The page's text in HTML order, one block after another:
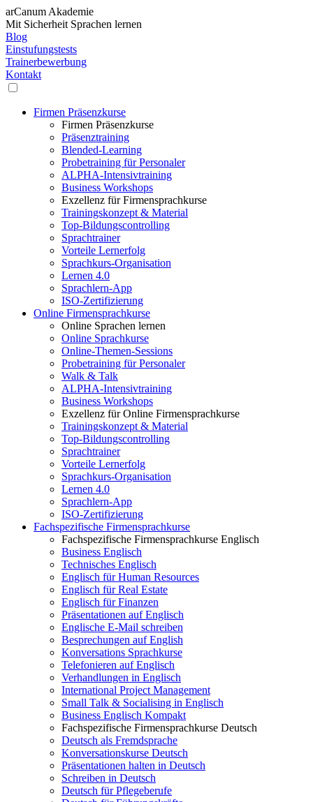
arCanum Akademie
Mit Sicherheit Sprachen lernen
Blog
Einstufungstests
Trainerbewerbung
Kontakt
Firmen Präsenzkurse
Firmen Präsenzkurse
Präsenztraining
Blended-Learning
Probetraining für Personaler
ALPHA-Intensivtraining
Business Workshops
Exzellenz für Firmensprachkurse
Trainingskonzept & Material
Top-Bildungscontrolling
Sprachtrainer
Vorteile Lernerfolg
Sprachkurs-Organisation
Lernen 4.0
Sprachlern-App
ISO-Zertifizierung
Online Firmensprachkurse
Online Sprachen lernen
Online Sprachkurse
Online-Themen-Sessions
Probetraining für Personaler
Walk & Talk
ALPHA-Intensivtraining
Business Workshops
Exzellenz für Online Firmensprachkurse
Trainingskonzept & Material
Top-Bildungscontrolling
Sprachtrainer
Vorteile Lernerfolg
Sprachkurs-Organisation
Lernen 4.0
Sprachlern-App
ISO-Zertifizierung
Fachspezifische Firmensprachkurse
Fachspezifische Firmensprachkurse Englisch
Business Englisch
Technisches Englisch
Englisch für Human Resources
Englisch für Real Estate
Englisch für Finanzen
Präsentationen auf Englisch
Englische E-Mail schreiben
Besprechungen auf English
Konversations Sprachkurse
Telefonieren auf Englisch
Verhandlungen in Englisch
International Project Management
Small Talk & Socialising in Englisch
Business Englisch Kompakt
Fachspezifische Firmensprachkurse Deutsch
Deutsch als Fremdsprache
Konversationskurse Deutsch
Präsentationen halten in Deutsch
Schreiben in Deutsch
Deutsch für Pflegeberufe